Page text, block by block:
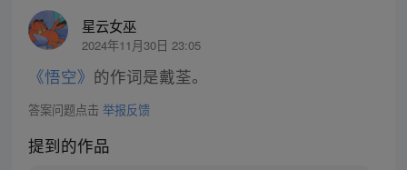
星云女巫
2024年11月30日 23:05
《悟空》 的作词是戴荃。
答案问题点击 举报反馈
提到的作品